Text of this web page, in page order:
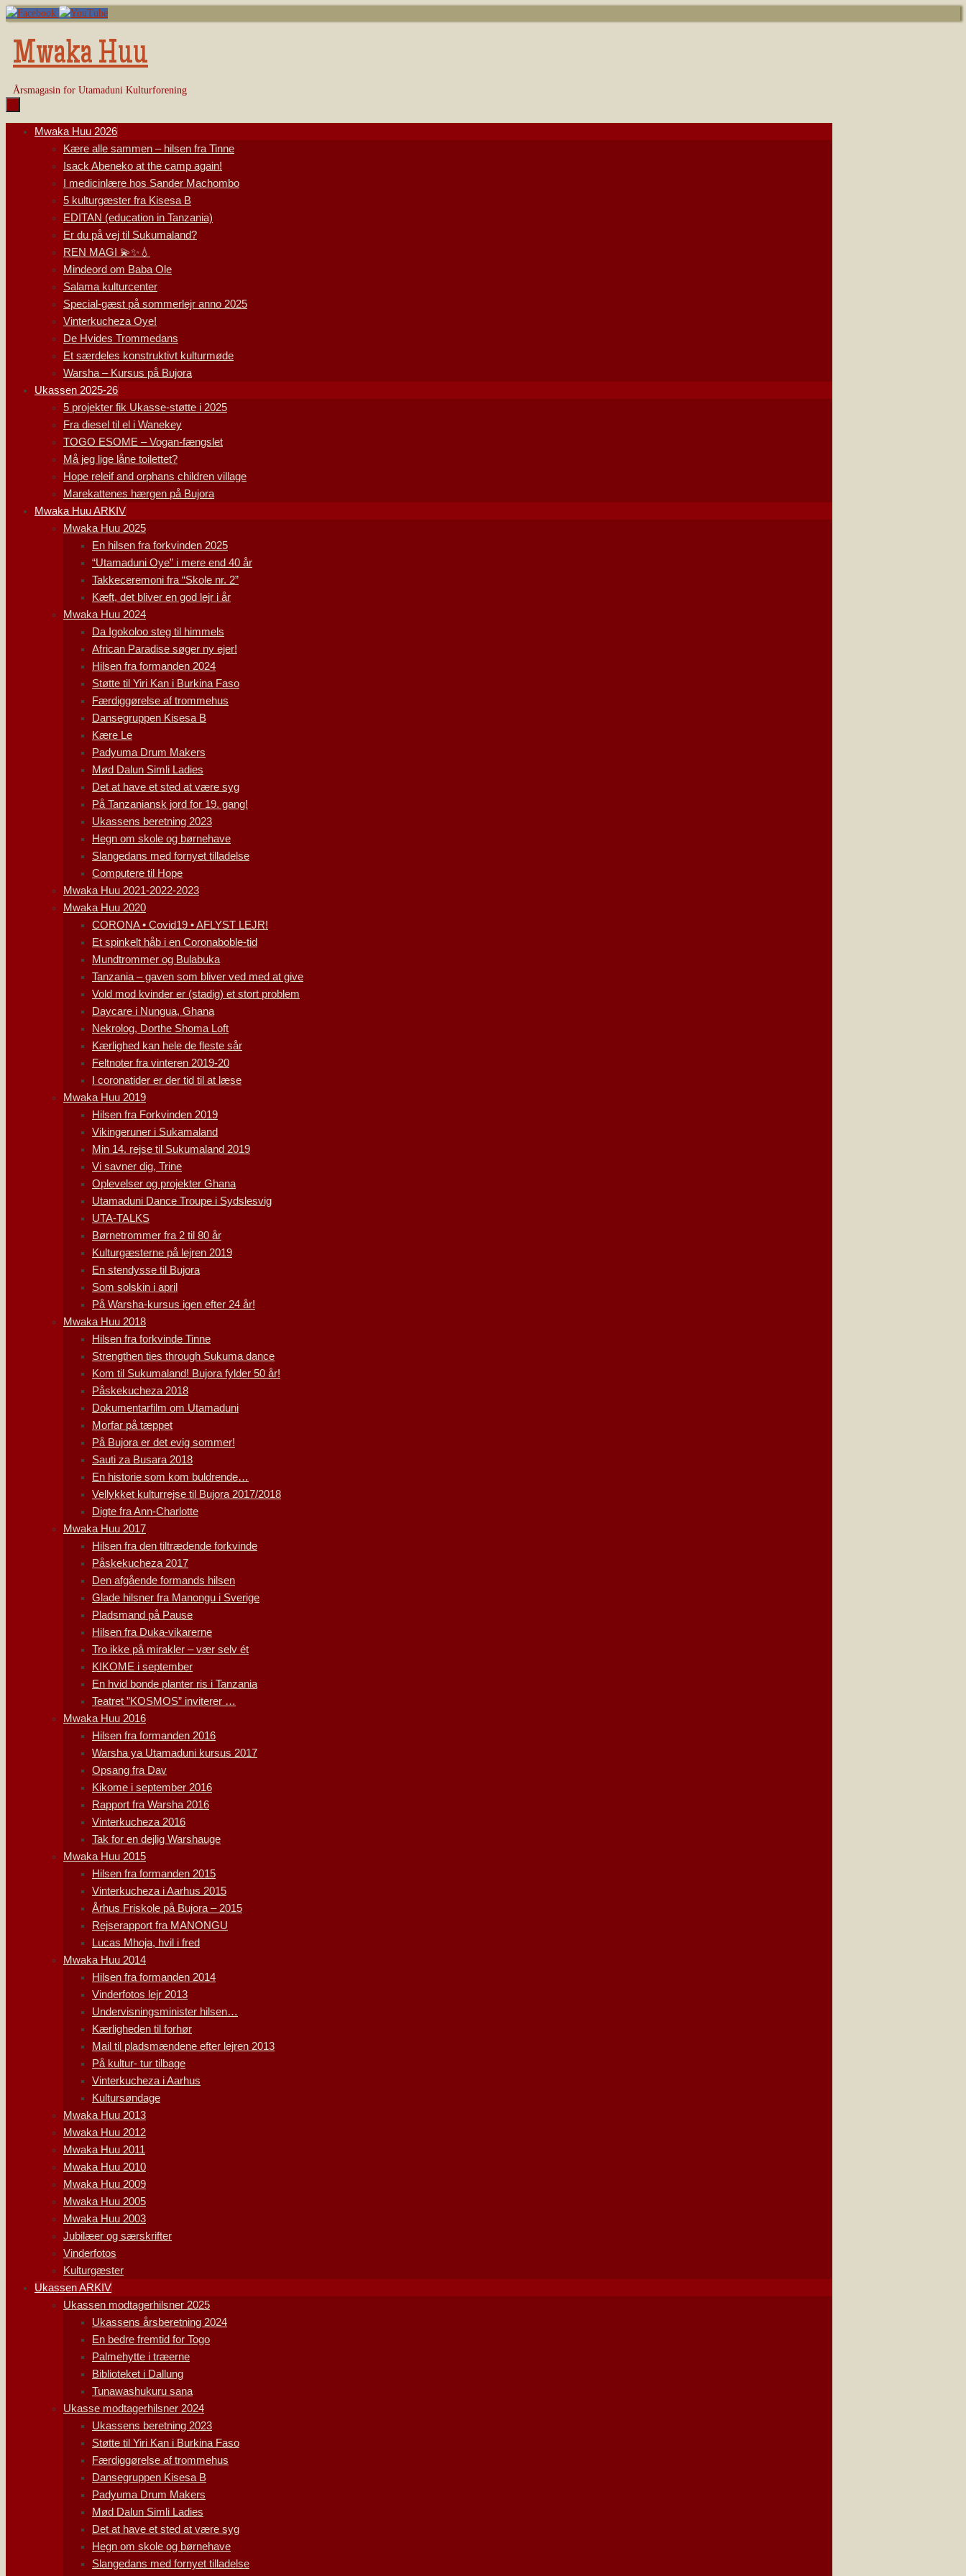
Skip
content
Mwaka Huu
Årsmagasin for Utamaduni Kulturforening
Mwaka Huu 2026
Kære alle sammen – hilsen fra Tinne
Isack Abeneko at the camp again!
I medicinlære hos Sander Machombo
5 kulturgæster fra Kisesa B
EDITAN (education in Tanzania)
Er du på vej til Sukumaland?
REN MAGI 💫✨💧
Mindeord om Baba Ole
Salama kulturcenter
Special-gæst på sommerlejr anno 2025
Vinterkucheza Oye!
De Hvides Trommedans
Et særdeles konstruktivt kulturmøde
Warsha – Kursus på Bujora
Ukassen 2025-26
5 projekter fik Ukasse-støtte i 2025
Fra diesel til el i Wanekey
TOGO ESOME – Vogan-fængslet
Må jeg lige låne toilettet?
Hope releif and orphans children village
Marekattenes hærgen på Bujora
Mwaka Huu ARKIV
Mwaka Huu 2025
En hilsen fra forkvinden 2025
“Utamaduni Oye” i mere end 40 år
Takkeceremoni fra “Skole nr. 2”
Kæft, det bliver en god lejr i år
Mwaka Huu 2024
Da Igokoloo steg til himmels
African Paradise søger ny ejer!
Hilsen fra formanden 2024
Støtte til Yiri Kan i Burkina Faso
Færdiggørelse af trommehus
Dansegruppen Kisesa B
Kære Le
Padyuma Drum Makers
Mød Dalun Simli Ladies
Det at have et sted at være syg
På Tanzaniansk jord for 19. gang!
Ukassens beretning 2023
Hegn om skole og børnehave
Slangedans med fornyet tilladelse
Computere til Hope
Mwaka Huu 2021-2022-2023
Mwaka Huu 2020
CORONA • Covid19 • AFLYST LEJR!
Et spinkelt håb i en Coronaboble-tid
Mundtrommer og Bulabuka
Tanzania – gaven som bliver ved med at give
Vold mod kvinder er (stadig) et stort problem
Daycare i Nungua, Ghana
Nekrolog, Dorthe Shoma Loft
Kærlighed kan hele de fleste sår
Feltnoter fra vinteren 2019-20
I coronatider er der tid til at læse
Mwaka Huu 2019
Hilsen fra Forkvinden 2019
Vikingeruner i Sukamaland
Min 14. rejse til Sukumaland 2019
Vi savner dig, Trine
Oplevelser og projekter Ghana
Utamaduni Dance Troupe i Sydslesvig
UTA-TALKS
Børnetrommer fra 2 til 80 år
Kulturgæsterne på lejren 2019
En stendysse til Bujora
Som solskin i april
På Warsha-kursus igen efter 24 år!
Mwaka Huu 2018
Hilsen fra forkvinde Tinne
Strengthen ties through Sukuma dance
Kom til Sukumaland! Bujora fylder 50 år!
Påskekucheza 2018
Dokumentarfilm om Utamaduni
Morfar på tæppet
På Bujora er det evig sommer!
Sauti za Busara 2018
En historie som kom buldrende…
Vellykket kulturrejse til Bujora 2017/2018
Digte fra Ann-Charlotte
Mwaka Huu 2017
Hilsen fra den tiltrædende forkvinde
Påskekucheza 2017
Den afgående formands hilsen
Glade hilsner fra Manongu i Sverige
Pladsmand på Pause
Hilsen fra Duka-vikarerne
Tro ikke på mirakler – vær selv ét
KIKOME i september
En hvid bonde planter ris i Tanzania
Teatret ”KOSMOS” inviterer …
Mwaka Huu 2016
Hilsen fra formanden 2016
Warsha ya Utamaduni kursus 2017
Opsang fra Dav
Kikome i september 2016
Rapport fra Warsha 2016
Vinterkucheza 2016
Tak for en dejlig Warshauge
Mwaka Huu 2015
Hilsen fra formanden 2015
Vinterkucheza i Aarhus 2015
Århus Friskole på Bujora – 2015
Rejserapport fra MANONGU
Lucas Mhoja, hvil i fred
Mwaka Huu 2014
Hilsen fra formanden 2014
Vinderfotos lejr 2013
Undervisningsminister hilsen…
Kærligheden til forhør
Mail til pladsmændene efter lejren 2013
På kultur- tur tilbage
Vinterkucheza i Aarhus
Kultursøndage
Mwaka Huu 2013
Mwaka Huu 2012
Mwaka Huu 2011
Mwaka Huu 2010
Mwaka Huu 2009
Mwaka Huu 2005
Mwaka Huu 2003
Jubilæer og særskrifter
Vinderfotos
Kulturgæster
Ukassen ARKIV
Ukassen modtagerhilsner 2025
Ukassens årsberetning 2024
En bedre fremtid for Togo
Palmehytte i træerne
Biblioteket i Dallung
Tunawashukuru sana
Ukasse modtagerhilsner 2024
Ukassens beretning 2023
Støtte til Yiri Kan i Burkina Faso
Færdiggørelse af trommehus
Dansegruppen Kisesa B
Padyuma Drum Makers
Mød Dalun Simli Ladies
Det at have et sted at være syg
Hegn om skole og børnehave
Slangedans med fornyet tilladelse